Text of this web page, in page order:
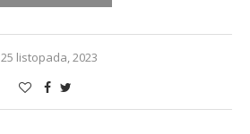
25 listopada, 2023